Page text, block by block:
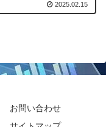
2025.02.15
お問い合わせ